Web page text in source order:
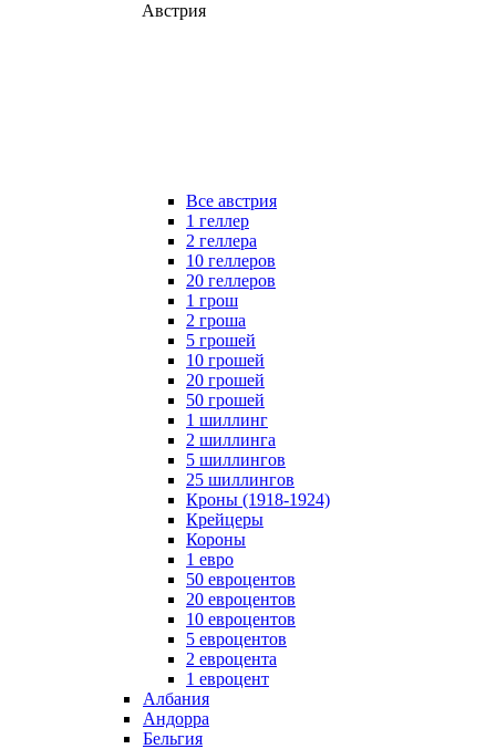
Австрия
Все австрия
1 геллер
2 геллера
10 геллеров
20 геллеров
1 грош
2 гроша
5 грошей
10 грошей
20 грошей
50 грошей
1 шиллинг
2 шиллинга
5 шиллингов
25 шиллингов
Кроны (1918-1924)
Крейцеры
Короны
1 евро
50 евроцентов
20 евроцентов
10 евроцентов
5 евроцентов
2 евроцента
1 евроцент
Албания
Андорра
Бельгия